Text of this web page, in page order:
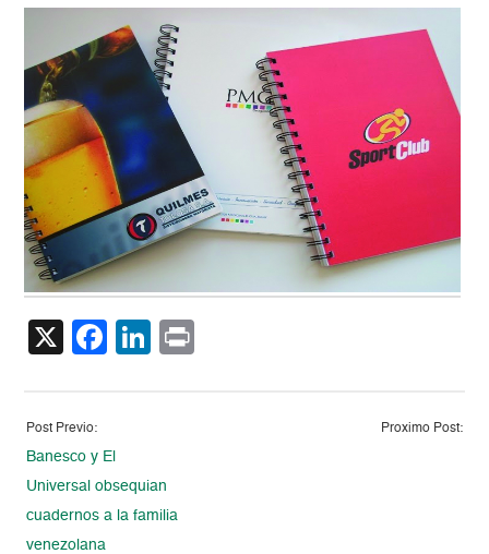
X Facebook
LinkedIn
Post Previo:
Banesco y El
Universal obsequian
cuadernos a la familia
venezolana
Proximo Post: